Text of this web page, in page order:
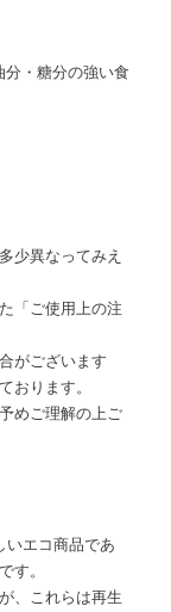
・糖分の強い食
少異なってみえ
「ご使用上の注
がございます
おります。
めご理解の上ご
いエコ商品であ
す。
、これらは再生